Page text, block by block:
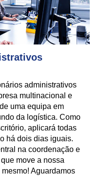
administrativos
multinacional e
uma equipa em
da logística. Como
aplicará todas
há dois dias iguais.
na coordenação e
move a nossa
Aguardamos